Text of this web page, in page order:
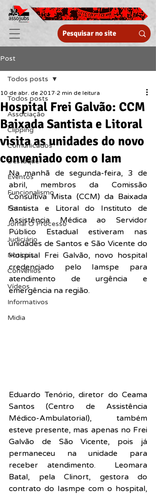
Post
Todos posts
Associação
Clipping
Comunicados
Destaque
Eventos
Funcionalismo
Fotos
Jornal O Processo
Judiciário
Notícias
Convênios
Vídeos
Informativos
Midia
Todos posts
Hospital Frei Galvão: CCM
Baixada Santista e Litoral
visita as unidades do novo
conveniado com o Iam
10 de abr. de 2017 2 min de leitura
Na manhã de segunda-feira, 3 de
abril, membros da Comissão
Consultiva Mista (CCM) da Baixada
Santista e Litoral do Instituto de
Assistência Médica ao Servidor
Público Estadual estiveram nas
unidades de Santos e São Vicente do
Hospital Frei Galvão, novo hospital
credenciado pelo Iamspe para
atendimento de urgência e
emergência na região.
Eduardo Tenório, diretor do Ceama
Santos (Centro de Assistência
Médico-Ambulatorial), também
esteve presente, mas apenas no Frei
Galvão de São Vicente, pois já
permaneceu na unidade para
receber atendimento.  Leomara
Batal, pela Clinort, gestora do
contrato do Iasmpe com o hospital,